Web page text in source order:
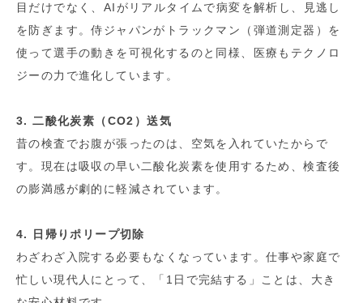
目だけでなく、AIがリアルタイムで病変を解析し、見逃し
を防ぎます。侍ジャパンがトラックマン（弾道測定器）を
使って選手の動きを可視化するのと同様、医療もテクノロ
ジーの力で進化しています。
3. 二酸化炭素（CO2）送気
昔の検査でお腹が張ったのは、空気を入れていたからで
す。現在は吸収の早い二酸化炭素を使用するため、検査後
の膨満感が劇的に軽減されています。
4. 日帰りポリープ切除
わざわざ入院する必要もなくなっています。仕事や家庭で
忙しい現代人にとって、「1日で完結する」ことは、大き